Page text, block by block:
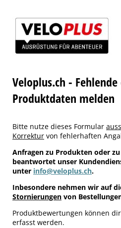
Veloplus.ch -
Produktdaten melden
Bitte nutze dieses Formular
Korrektur von fehlerhaften
Anfragen zu Produkten oder
beantwortet unser
unter info@veloplus.ch.
Inbesondere nehmen wir auf
Stornierungen von
Produktbewertungen können
erfasst werden.